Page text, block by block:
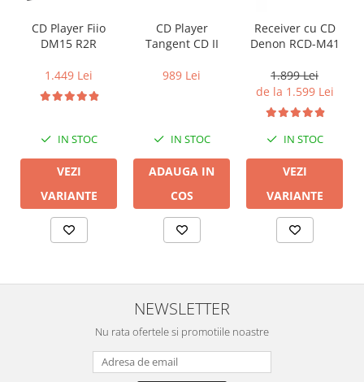
CD Player Fiio
DM15 R2R
1.449 Lei
IN STOC
VEZI
VARIANTE
CD Player
Tangent CD II
989 Lei
IN STOC
ADAUGA IN
COS
Receiver cu CD
Denon RCD-M41
1.899 Lei
de la 1.599 Lei
IN STOC
VEZI
VARIANTE
NEWSLETTER
Nu rata ofertele si promotiile noastre